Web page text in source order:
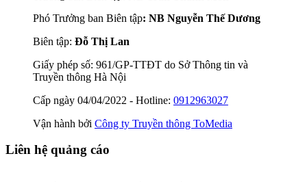
Phó Trưởng ban Biên tập: NB Nguyễn Thế Dương
Biên tập: Đỗ Thị Lan
Giấy phép số: 961/GP-TTĐT do Sở Thông tin và
Truyền thông Hà Nội
Cấp ngày 04/04/2022 - Hotline: 0912963027
Vận hành bởi Công ty Truyền thông ToMedia
Liên hệ quảng cáo